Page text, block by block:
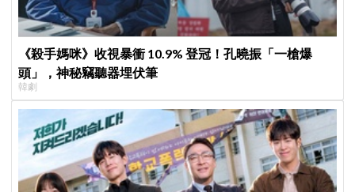
《殺手媽咪》收視暴衝 10.9% 登冠！孔曉振「一槍爆
頭」，神秘竊聽器埋伏筆
韓劇